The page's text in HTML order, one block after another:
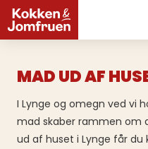
MAD UD AF
I Lynge og omegn ved vi
mad skaber rammen om
ud af huset i Lynge får du